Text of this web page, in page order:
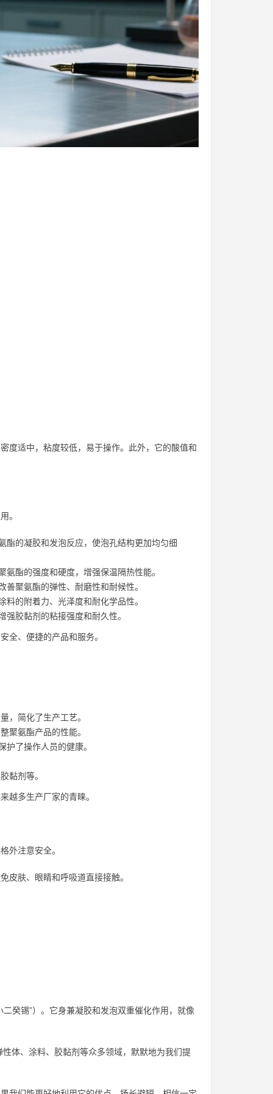
度适中，粘度较低，易于操作。此外，它的酸值和
。
酯的凝胶和发泡反应，使泡孔结构更加均匀细
酯的强度和硬度，增强保温隔热性能。
聚氨酯的弹性、耐磨性和耐候性。
的附着力、光泽度和耐化学品性。
胶黏剂的粘接强度和耐久性。
全、便捷的产品和服务。
，简化了生产工艺。
聚氨酯产品的性能。
了操作人员的健康。
黏剂等。
越多生产厂家的青睐。
外注意安全。
皮肤、眼睛和呼吸道直接接触。
癸锡”）。它身兼凝胶和发泡双重催化作用，就像
体、涂料、胶黏剂等众多领域，默默地为我们提